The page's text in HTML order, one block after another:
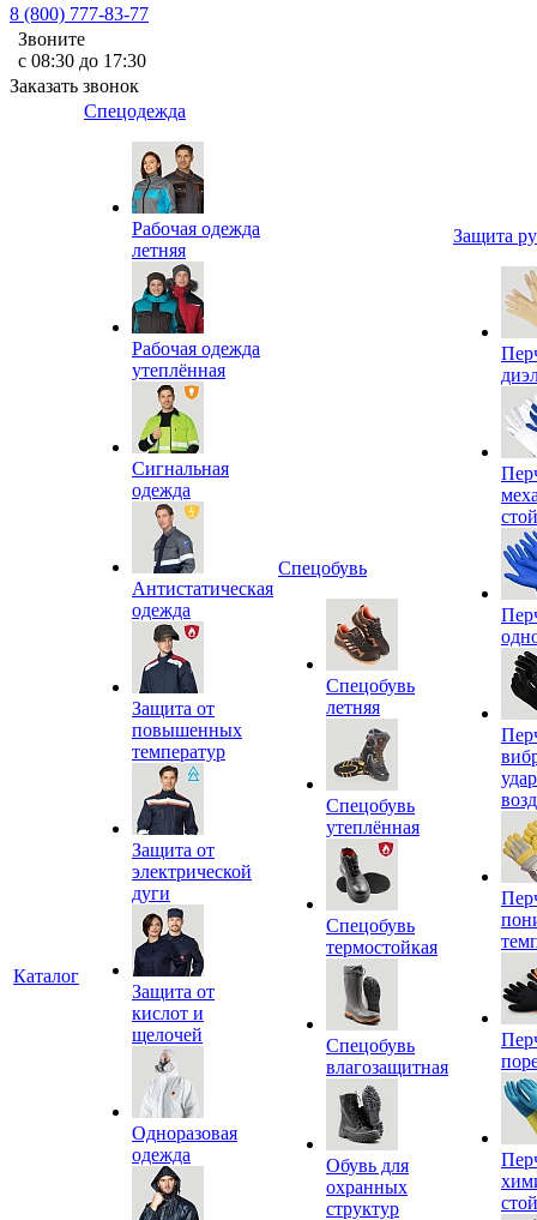
8 (800) 777-83-77
Звоните
с 08:30 до 17:30
Заказать звонок
Каталог
Спецодежда
Рабочая одежда
летняя
Рабочая одежда
утеплённая
Сигнальная
одежда
Антистатическая
одежда
Защита от
повышенных
температур
Защита от
электрической
дуги
Защита от
кислот и
щелочей
Одноразовая
одежда
Спецобувь
Спецобувь
летняя
Спецобувь
утеплённая
Спецобувь
термостойкая
Спецобувь
влагозащитная
Обувь для
охранных
структур
Защита